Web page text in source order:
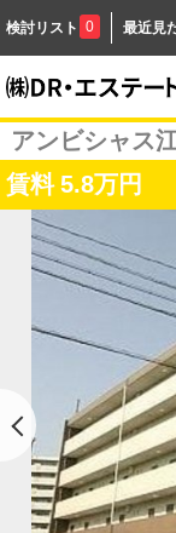
検討リスト 0 最近見
アンビシャス
賃料 5.8万円